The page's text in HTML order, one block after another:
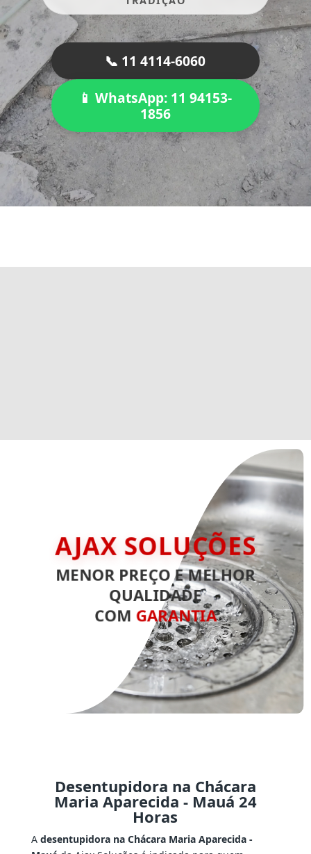
📞 11 4114-6060
📱 WhatsApp: 11 94153-
1856
AJAX SOLUÇÕES
MENOR PREÇO E MELHOR
QUALIDADE
COM GARANTIA
Desentupidora na Chácara
Maria Aparecida - Mauá 24
Horas
A desentupidora na Chácara Maria Aparecida -